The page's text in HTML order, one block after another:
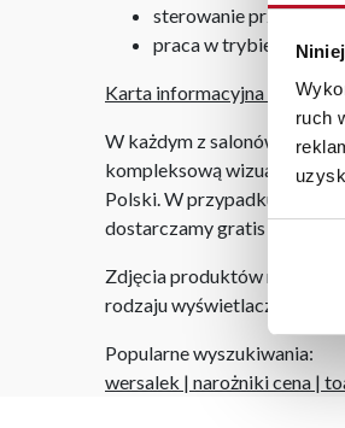
ruch
sterowanie
praca w trybie wyciąg/
Karta informacyjna
W każdym z salonów mebli
kompleksową wizualizację
Polski. W przypadku
dostarczamy gratis
Zdjęcia produktów mają
rodzaju wyświetlacza i
Popularne wyszukiwania:
wersalek | narożniki cena |